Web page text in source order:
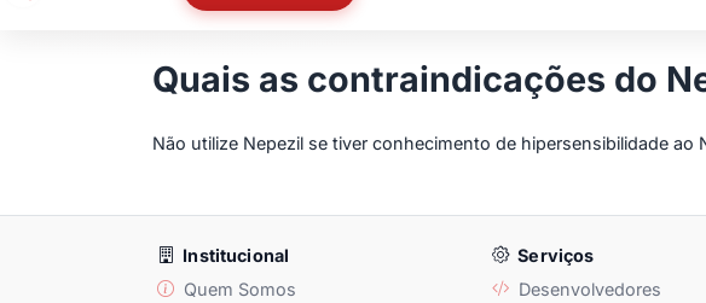
Quais as contraindicações do
Não utilize Nepezil se tiver conhecimento de hipersensibilidade
Institucional
Quem Somos
Serviços
Desenvolvedores